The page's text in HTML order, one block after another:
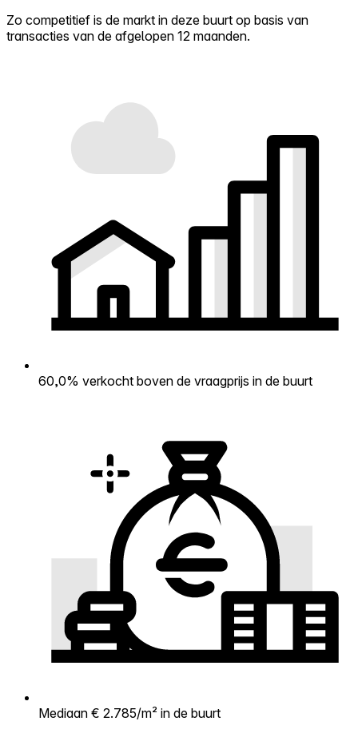
Zo competitief is de markt in deze buurt op basis van
transacties van de afgelopen 12 maanden.
60,0% verkocht boven de vraagprijs in de buurt
Mediaan € 2.785/m² in de buurt